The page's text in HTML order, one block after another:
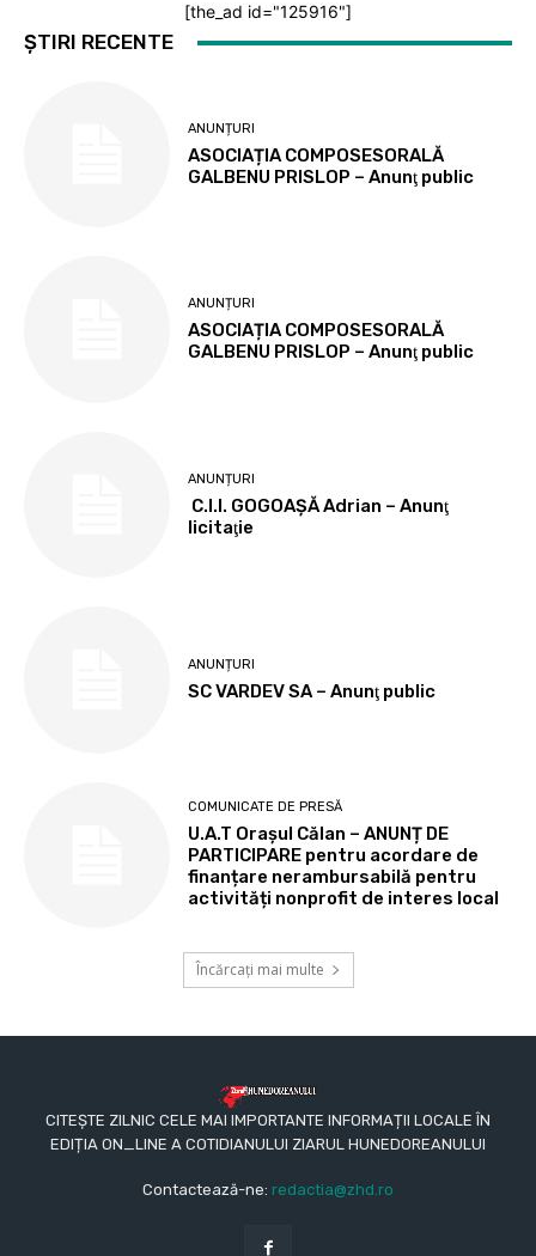
[the_ad id="125916"]
ȘTIRI RECENTE
ANUNȚURI
ASOCIAȚIA COMPOSESORALĂ
GALBENU PRISLOP – Anunţ public
ANUNȚURI
ASOCIAȚIA COMPOSESORALĂ
GALBENU PRISLOP – Anunţ public
ANUNȚURI
C.I.I. GOGOAŞĂ Adrian – Anunţ
licitaţie
ANUNȚURI
SC VARDEV SA – Anunţ public
COMUNICATE DE PRESĂ
U.A.T Orașul Călan – ANUNȚ DE
PARTICIPARE pentru acordare de
finanțare nerambursabilă pentru
activități nonprofit de interes local
Încărcați mai multe
CITEȘTE ZILNIC CELE MAI IMPORTANTE INFORMAȚII LOCALE ÎN
EDIȚIA ON_LINE A COTIDIANULUI ZIARUL HUNEDOREANULUI
Contactează-ne: redactia@zhd.ro